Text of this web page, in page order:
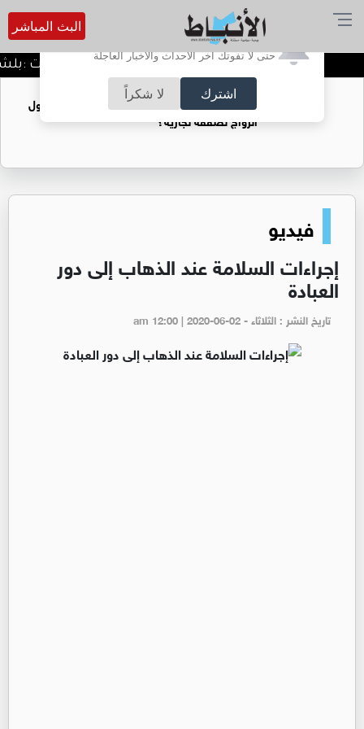
أترغب في تفعيل الإشعارات؟
حتى لا تفوتك آخر الأحداث والأخبار العاجلة
اشترك لا شكراً
البث المباشر
الدميسي لجماهير الوحدات :بلشنا بالمغرفة و
فتيات يستغللنه لتحقيق مكاسب مادية.. هل تحول
الزواج لصفقة تجارية؟
فيديو
إجراءات السلامة عند الذهاب إلى دور
العبادة
تاريخ النشر : الثلاثاء - am 12:00 | 2020-06-02